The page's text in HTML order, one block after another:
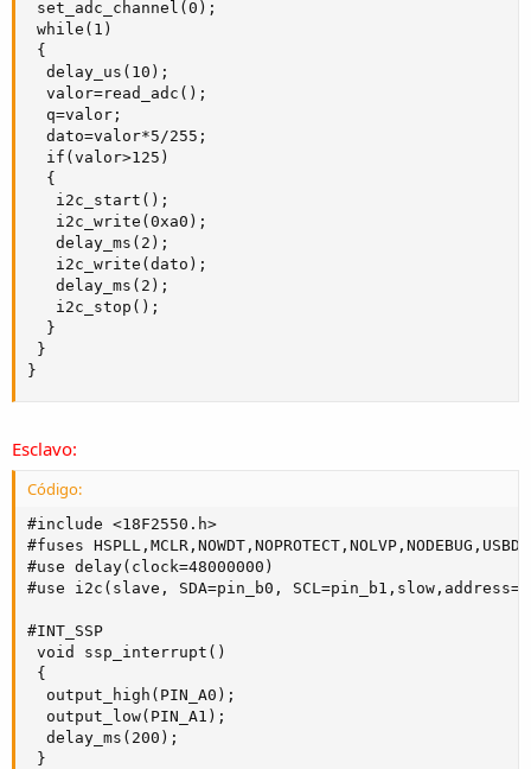
set_adc_channel(0);
while(1)
{
  delay_us(10);
  valor=read_adc();
  q=valor;
  dato=valor*5/255;
  if(valor>125)
  {
   i2c_start();
   i2c_write(0xa0);
   delay_ms(2);
   i2c_write(dato);
   delay_ms(2);
   i2c_stop();
  }
}
}
Esclavo:
Código:
#include <18F2550.h>
#fuses
#use delay(clock=48000000)
#use i2c(slave, SDA=pin_b0,
#INT_SSP
void ssp_interrupt()
{
  output_high(PIN_A0);
  output_low(PIN_A1);
  delay_ms(200);
}